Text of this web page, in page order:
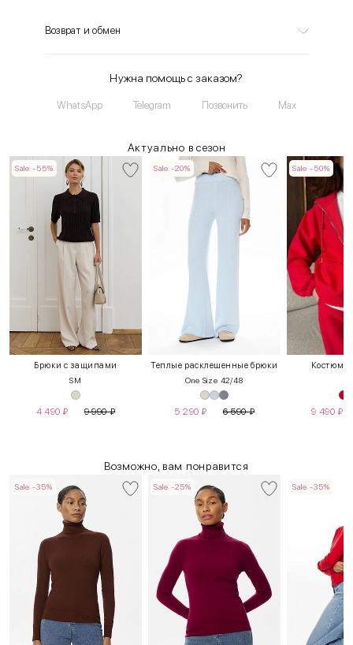
Возврат и обмен
Нужна помощь с заказом?
WhatsApp Telegram Позвонить Max
Актуально в сезон
Sale -55%
Брюки с защипами
SM
4 490 ₽ 9 990₽
Sale -20%
Теплые расклешенные брюки
One Size 42/48
5 290 ₽ 6 590₽
Sale -50%
Костюм
9 490 ₽
Возможно, вам понравится
Sale -35% Sale -25% Sale -35%